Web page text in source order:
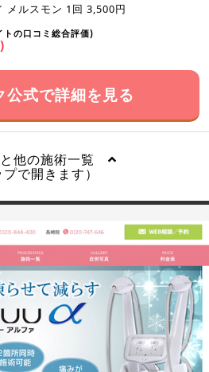
メルスモン 1回 3,500円
トの口コミ総合評価)
公式で詳細を見る
他の施術一覧
プで開きます）